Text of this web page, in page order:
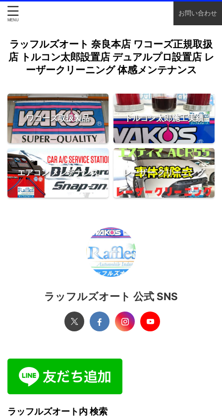
お問い合わせ
ラッフルズオート 奈良本店 ワコーズ正規取扱
店 トルコン太郎設置店 デュアルプロ設置店 レ
ーザークリーニング 体感メンテナンス
ワコーズ取扱製品 トルコン太郎施工実績
エアコン メンテナンス レーザー クリーニング
ラッフルズオート 公式 SNS
ラッフルズオート内 検索